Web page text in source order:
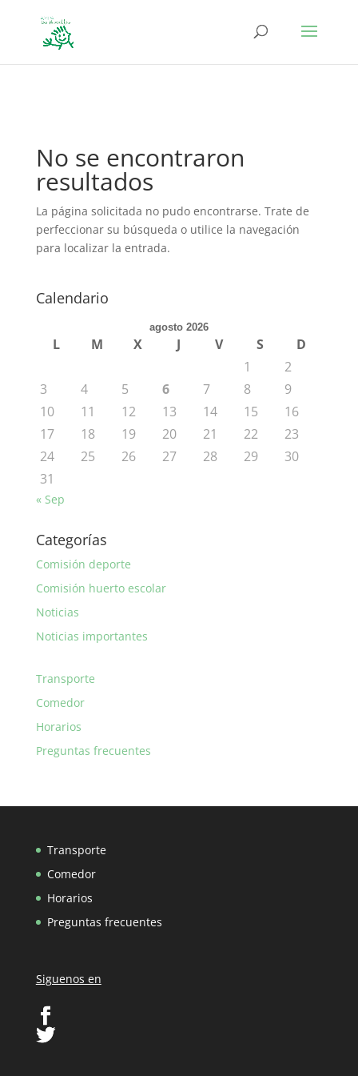
No se encontraron
resultados
La página solicitada no pudo encontrarse. Trate de
perfeccionar su búsqueda o utilice la navegación
para localizar la entrada.
Calendario
agosto 2026
L M X J V S
D
1
2
3
4 5 6 7 8
9
10
11 12 13 14 15
16
17
18 19 20 21 22
23
24
25 26 27 28 29
30
31
« Sep
Categorías
Comisión deporte
Comisión huerto escolar
Noticias
Noticias importantes
Transporte
Comedor
Horarios
Preguntas frecuentes
Transporte
Comedor
Horarios
Preguntas frecuentes
Siguenos en